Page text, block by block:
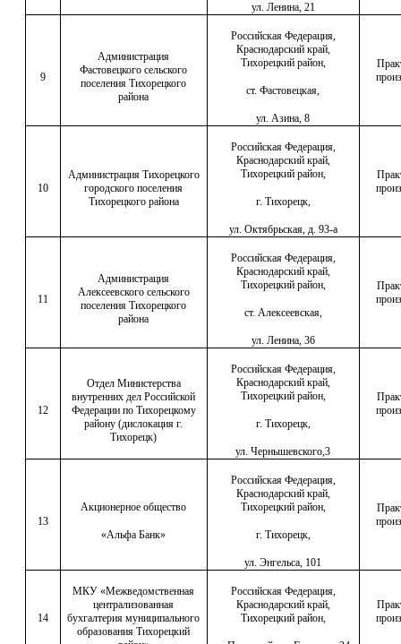
ул. Ленина, 21
9
Администрация
Фастовецкого сельского
поселения Тихорецкого
района
Российская Федерация,
Краснодарский край,
Тихорецкий район,
ст. Фастовецкая,
ул. Азина, 8
10
Администрация Тихорецкого
городского поселения
Тихорецкого района
Российская Федерация,
Краснодарский край,
Тихорецкий район,
г. Тихорецк,
ул. Октябрьская, д. 93-а
11
Администрация
Алексеевского сельского
поселения Тихорецкого
района
Российская Федерация,
Краснодарский край,
Тихорецкий район,
ст. Алексеевская,
ул. Ленина, 36
12
Отдел Министерства
внутренних дел Российской
Федерации по Тихорецкому
району (дислокация г.
Тихорецк)
Российская Федерация,
Краснодарский край,
Тихорецкий район,
г. Тихорецк,
ул. Чернышевского,3
13
Акционерное общество
«Альфа Банк»
Российская Федерация,
Краснодарский край,
Тихорецкий район,
г. Тихорецк,
ул. Энгельса, 101
14
МКУ «Межведомственная
централизованная
бухгалтерия муниципального
образования Тихорецкий
Российская Федерация,
Краснодарский край,
Тихорецкий район,